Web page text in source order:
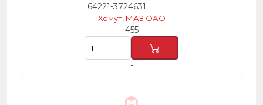
64221-3724631
Хомут, МАЗ ОАО
455
-